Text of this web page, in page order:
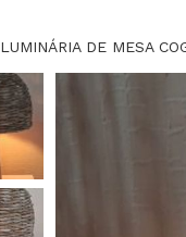
LUMINÁRIA DE MESA